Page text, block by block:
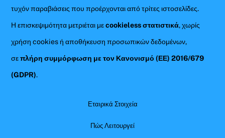
τυχόν παραβιάσεις που προέρχονται από τρίτες ιστοσελίδες.
Η επισκεψιμότητα μετριέται μεcookieless στατιστικά, χωρίς
χρήση cookies ή αποθήκευση προσωπικών δεδομένων,
σεπλήρη συμμόρφωση με τον Κανονισμό (ΕΕ) 2016/679
(GDPR).
Εταιρικά Στοιχεία
Πώς Λειτουργεί